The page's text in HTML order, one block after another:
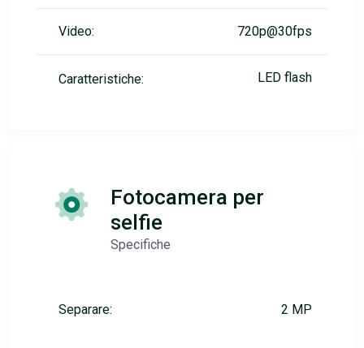
Video: 720p@30fps
Caratteristiche: LED flash
Fotocamera per
selfie
Specifiche
Separare: 2 MP